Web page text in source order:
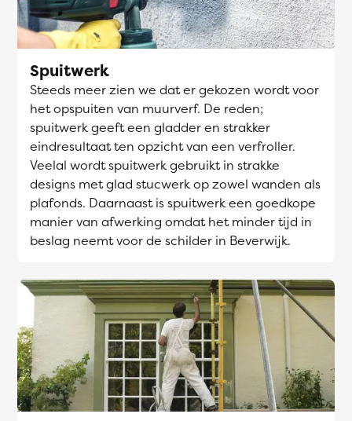
Spuitwerk
Steeds meer zien we dat er gekozen wordt voor
het opspuiten van muurverf. De reden;
spuitwerk geeft een gladder en strakker
eindresultaat ten opzicht van een verfroller.
Veelal wordt spuitwerk gebruikt in strakke
designs met glad stucwerk op zowel wanden als
plafonds. Daarnaast is spuitwerk een goedkope
manier van afwerking omdat het minder tijd in
beslag neemt voor de schilder in Beverwijk.